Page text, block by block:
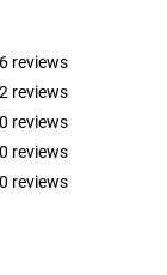
28g)
6 reviews
2 reviews
0 reviews
0 reviews
0 reviews